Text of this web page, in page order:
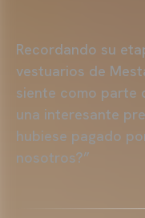
Recordando su
vestuarios de
siente como parte
una interesante
hubiese pagado
nosotros?”